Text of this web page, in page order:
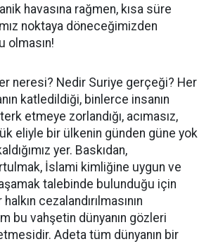
havasına rağmen, kısa süre
noktaya döneceğimizden
olmasın!
neresi? Nedir Suriye gerçeği? Her
katledildiği, binlerce insanın
etmeye zorlandığı, acımasız,
eliyle bir ülkenin günden güne yok
yer. Baskıdan,
İslami kimliğine uygun ve
talebinde bulunduğu için
cezalandırılmasının
bu vahşetin dünyanın gözleri
Adeta tüm dünyanın bir